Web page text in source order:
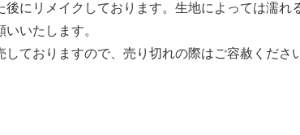
後にリメイクしております。生地によっては濡
いたします。
ておりますので、売り切れの際はご容赦くださ